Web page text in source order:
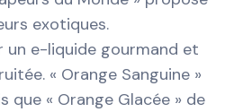
exotiques.
un e-liquide gourmand et
« Orange Sanguine »
que « Orange Glacée » de